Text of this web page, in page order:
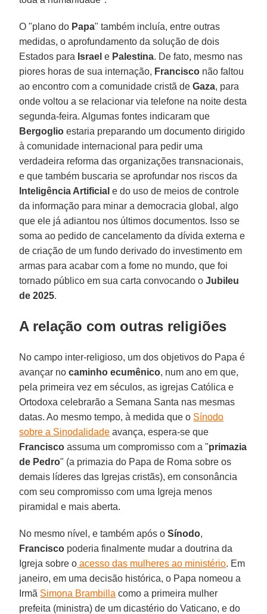
O "plano do Papa" também incluía, entre outras
medidas, o aprofundamento da solução de dois
Estados para Israel e Palestina. De fato, mesmo nas
piores horas de sua internação, Francisco não faltou
ao encontro com a comunidade cristã deGaza, para
onde voltou a se relacionar via telefone na noite desta
segunda-feira. Algumas fontes indicaram que
Bergoglio estaria preparando um documento dirigido
à comunidade internacional para pedir uma
verdadeira reforma das organizações transnacionais,
e que também buscaria se aprofundar nos riscos da
Inteligência Artificial e do uso de meios de controle
da informação para minar a democracia global, algo
que ele já adiantou nos últimos documentos. Isso se
soma ao pedido de cancelamento da dívida externa e
de criação de um fundo derivado do investimento em
armas para acabar com a fome no mundo, que foi
tornado público em sua carta convocando oJubileu
de 2025.
A relação com outras religiões
No campo inter-religioso, um dos objetivos do Papa é
avançar nocaminho ecumênico, num ano em que,
pela primeira vez em séculos, as igrejas Católica e
Ortodoxa celebrarão a Semana Santa nas mesmas
datas. Ao mesmo tempo, à medida que o Sínodo
sobre a Sinodalidade avança, espera-se que
Francisco assuma um compromisso com a "primazia
de Pedro" (a primazia do Papa de Roma sobre os
demais líderes das Igrejas cristãs), em consonância
com seu compromisso com uma Igreja menos
piramidal e mais aberta.
No mesmo nível, e também após oSínodo,
Francisco poderia finalmente mudar a doutrina da
Igreja sobre o acesso das mulheres ao ministério. Em
janeiro, em uma decisão histórica, o Papa nomeou a
Irmã Simona Brambilla como a primeira mulher
prefeita (ministra) de um dicastério do Vaticano, e do